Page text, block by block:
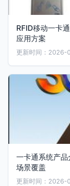
RFID移动一卡
应用方案
更新时间：
一卡通系统产
场景覆盖
更新时间：